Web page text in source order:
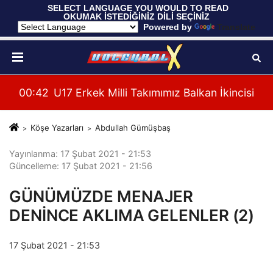
SELECT LANGUAGE YOU WOULD TO READ
OKUMAK İSTEDİĞİNİZ DİLİ SEÇİNİZ
Powered by
Translate
00:37 Filenin Sultanları, Hazırlık Maçında
Köşe Yazarları Abdullah Gümüşbaş
Yayınlanma: 17 Şubat 2021 - 21:53
Güncelleme: 17 Şubat 2021 - 21:56
GÜNÜMÜZDE MENAJER
DENİNCE AKLIMA GELENLER (2)
17 Şubat 2021 - 21:53